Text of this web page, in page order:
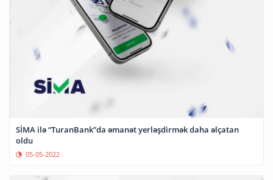
SİMA ilə “TuranBank”da əmanət yerləşdirmək daha əlçatan
oldu
05-05-2022